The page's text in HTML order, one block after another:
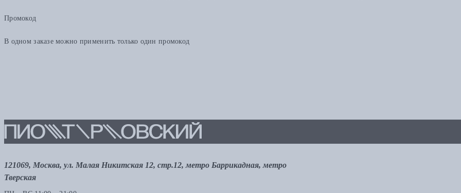
Промокод
В одном заказе можно применить только один промокод
121069, Москва, ул. Малая Никитская 12, стр.12, метро Баррикадная, метро
Тверская